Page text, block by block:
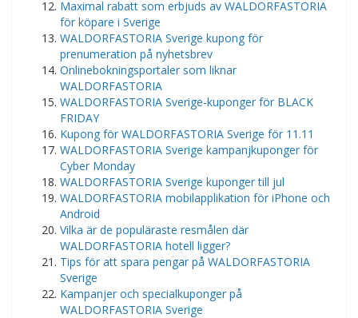
Maximal rabatt som erbjuds av WALDORFASTORIA
för köpare i Sverige
WALDORFASTORIA Sverige kupong för
prenumeration på nyhetsbrev
Onlinebokningsportaler som liknar
WALDORFASTORIA
WALDORFASTORIA Sverige-kuponger för BLACK
FRIDAY
Kupong för WALDORFASTORIA Sverige för 11.11
WALDORFASTORIA Sverige kampanjkuponger för
Cyber ​​​​Monday
WALDORFASTORIA Sverige kuponger till jul
WALDORFASTORIA mobilapplikation för iPhone och
Android
Vilka är de populäraste resmålen där
WALDORFASTORIA hotell ligger?
Tips för att spara pengar på WALDORFASTORIA
Sverige
Kampanjer och specialkuponger på
WALDORFASTORIA Sverige